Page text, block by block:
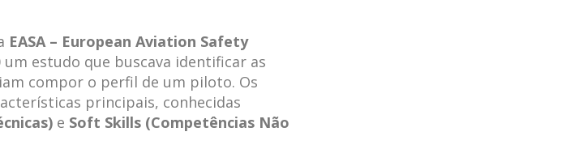
EASA – European Aviation Safety
estudo que buscava identificar as
compor o perfil de um piloto. Os
principais, conhecidas
e Soft Skills (Competências Não